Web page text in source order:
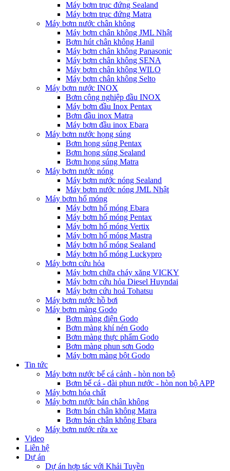
Máy bơm trục đứng Sealand
Máy bơm trục đứng Matra
Máy bơm nước chân không
Máy bơm chân không JML Nhật
Bơm hút chân không Hanil
Máy bơm chân không Panasonic
Máy bơm chân không SENA
Máy bơm chân không WILO
Máy bơm chân không Selto
Máy bơm nước INOX
Bơm công nghiệp đầu INOX
Máy bơm đầu Inox Pentax
Bơm đầu inox Matra
Máy bơm đầu inox Ebara
Máy bơm nước họng súng
Bơm họng súng Pentax
Bơm họng súng Sealand
Bơm họng súng Matra
Máy bơm nước nóng
Máy bơm nước nóng Sealand
Máy bơm nước nóng JML Nhật
Máy bơm hố móng
Máy bơm hố móng Ebara
Máy bơm hố móng Pentax
Máy bơm hố móng Vertix
Máy bơm hố móng Mastra
Máy bơm hố móng Sealand
Máy bơm hố móng Luckypro
Máy bơm cứu hỏa
Máy bơm chữa cháy xăng VICKY
Máy bơm cứu hỏa Diesel Huyndai
Máy bơm cứu hoả Tohatsu
Máy bơm nước hồ bơi
Máy bơm màng Godo
Bơm màng điện Godo
Bơm màng khí nén Godo
Bơm màng thực phẩm Godo
Bơm màng phun sơn Godo
Máy bơm màng bột Godo
Tin tức
Máy bơm nước bể cá cảnh - hòn non bộ
Bơm bể cá - đài phun nước - hòn non bộ APP
Máy bơm hóa chất
Máy bơm nước bán chân không
Bơm bán chân không Matra
Bơm bán chân không Ebara
Máy bơm nước rửa xe
Video
Liên hệ
Dự án
Dự án hợp tác với Khải Tuyền